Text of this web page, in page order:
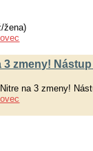
žena)
zmeny! Nástup
na 3 zmeny!